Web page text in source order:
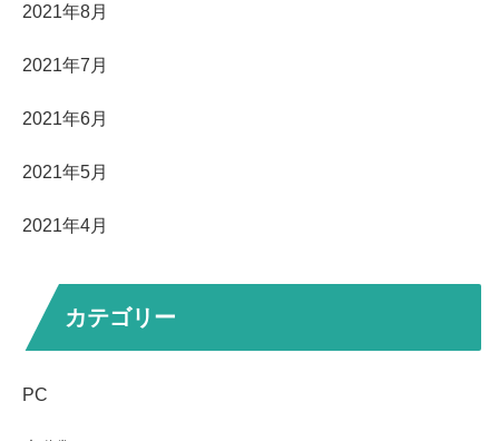
2021年8月
2021年7月
2021年6月
2021年5月
2021年4月
カテゴリー
PC